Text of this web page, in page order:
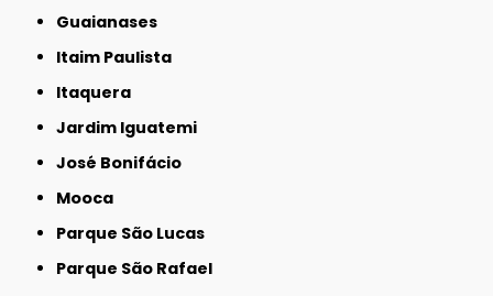
Guaianases
Itaim Paulista
Itaquera
Jardim Iguatemi
José Bonifácio
Mooca
Parque São Lucas
Parque São Rafael